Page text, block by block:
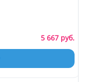
5 667 руб.